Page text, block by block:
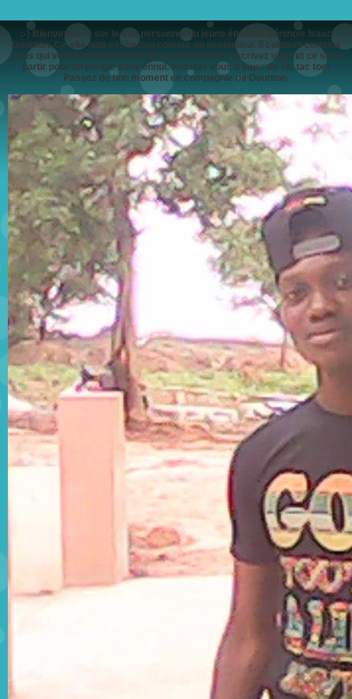
:-) Bienvenue :-) sur le site personnel du jeune étudiant Béninois Isaac
Gounton. Ce site wap est un peu comme un navigateur. Il contient certains
liens qui vont vous permettre de vous detendre. Inscrivez vous et ce sera
partir pour un périple sans ennui. Amuser vous à jouer au Tic tac toe!
Passez de bon moment en compagnie de Gounton.